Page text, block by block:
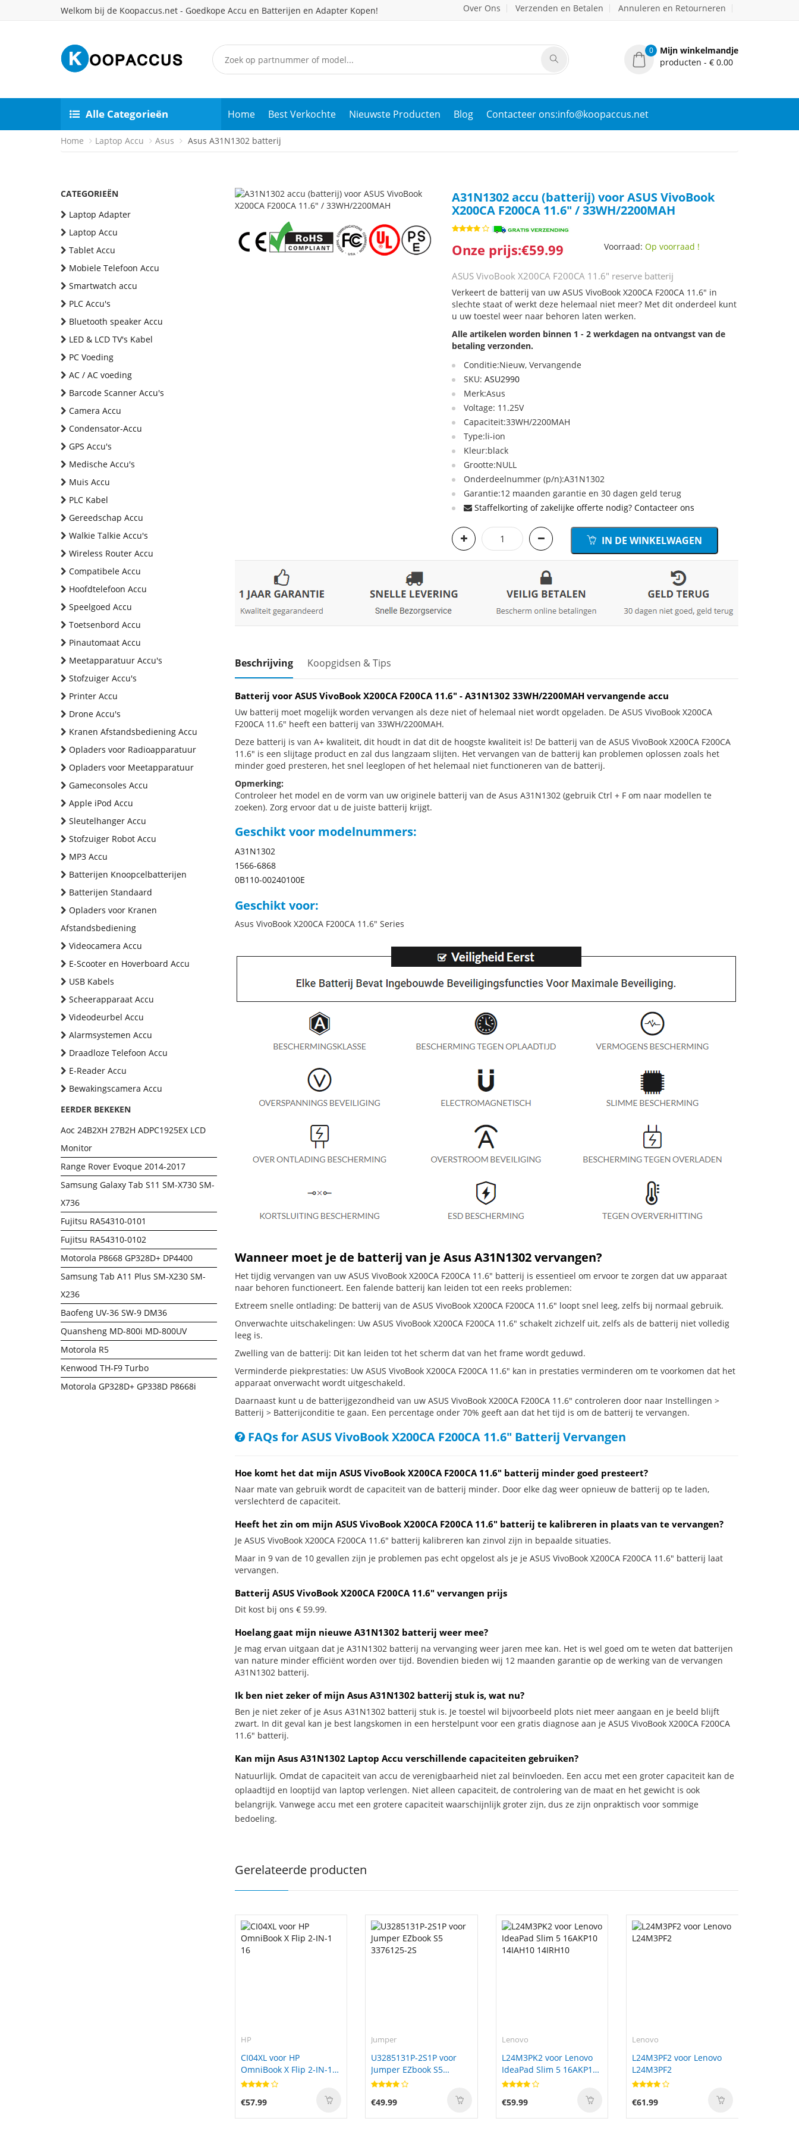
Welkom bij de Koopaccus.net - Goedkope Accu en Batterijen en Adapter Kopen! Over Ons Verzenden en Betalen Annuleren en Retourneren
0
Mijn winkelmandje
producten - € 0.00
Alle Categorieën Home Best Verkochte Nieuwste Producten Blog Contacteer ons:info@koopaccus.net
Home Laptop Accu Asus Asus A31N1302 batterij
CATEGORIEËN
Laptop Adapter
Laptop Accu
Tablet Accu
Mobiele Telefoon Accu
Smartwatch accu
PLC Accu's
Bluetooth speaker Accu
LED & LCD TV's Kabel
PC Voeding
AC / AC voeding
Barcode Scanner Accu's
Camera Accu
Condensator-Accu
GPS Accu's
Medische Accu's
Muis Accu
PLC Kabel
Gereedschap Accu
Walkie Talkie Accu's
Wireless Router Accu
Compatibele Accu
Hoofdtelefoon Accu
Speelgoed Accu
Toetsenbord Accu
Pinautomaat Accu
Meetapparatuur Accu's
Stofzuiger Accu's
Printer Accu
Drone Accu's
Kranen Afstandsbediening Accu
Opladers voor Radioapparatuur
Opladers voor Meetapparatuur
Gameconsoles Accu
Apple iPod Accu
Sleutelhanger Accu
Stofzuiger Robot Accu
MP3 Accu
Batterijen Knoopcelbatterijen
Batterijen Standaard
Opladers voor Kranen
Afstandsbediening
Videocamera Accu
E-Scooter en Hoverboard Accu
USB Kabels
Scheerapparaat Accu
Videodeurbel Accu
Alarmsystemen Accu
Draadloze Telefoon Accu
E-Reader Accu
Bewakingscamera Accu
EERDER BEKEKEN
Aoc 24B2XH 27B2H ADPC1925EX LCD
Monitor
Range Rover Evoque 2014-2017
Samsung Galaxy Tab S11 SM-X730 SM-
X736
Fujitsu RA54310-0101
Fujitsu RA54310-0102
Motorola P8668 GP328D+ DP4400
Samsung Tab A11 Plus SM-X230 SM-
X236
Baofeng UV-36 SW-9 DM36
Quansheng MD-800i MD-800UV
Motorola R5
Kenwood TH-F9 Turbo
Motorola GP328D+ GP338D P8668i
A31N1302 accu (batterij) voor ASUS VivoBook
X200CA F200CA 11.6" / 33WH/2200MAH
Onze prijs:€59.99 Voorraad:Op voorraad !
ASUS VivoBook X200CA F200CA 11.6" reserve batterij
Verkeert de batterij van uw ASUS VivoBook X200CA F200CA 11.6" in
slechte staat of werkt deze helemaal niet meer? Met dit onderdeel kunt
u uw toestel weer naar behoren laten werken.
Alle artikelen worden binnen 1 - 2 werkdagen na ontvangst van de
betaling verzonden.
Conditie:Nieuw, Vervangende
SKU:ASU2990
Merk:Asus
Voltage: 11.25V
Capaciteit:33WH/2200MAH
Type:li-ion
Kleur:black
Grootte:NULL
Onderdeelnummer (p/n):A31N1302
Garantie:12 maanden garantie en 30 dagen geld terug
Staffelkorting of zakelijke offerte nodig? Contacteer ons
IN DE WINKELWAGEN
Beschrijving Koopgidsen & Tips
Batterij voor ASUS VivoBook X200CA F200CA 11.6" - A31N1302 33WH/2200MAH vervangende accu
Uw batterij moet mogelijk worden vervangen als deze niet of helemaal niet wordt opgeladen. De ASUS VivoBook X200CA
F200CA 11.6" heeft een batterij van 33WH/2200MAH.
Deze batterij is van A+ kwaliteit, dit houdt in dat dit de hoogste kwaliteit is! De batterij van de ASUS VivoBook X200CA F200CA
11.6" is een slijtage product en zal dus langzaam slijten. Het vervangen van de batterij kan problemen oplossen zoals het
minder goed presteren, het snel leeglopen of het helemaal niet functioneren van de batterij.
Opmerking:
Controleer het model en de vorm van uw originele batterij van de Asus A31N1302 (gebruik Ctrl + F om naar modellen te
zoeken). Zorg ervoor dat u de juiste batterij krijgt.
Geschikt voor modelnummers:
A31N1302
1566-6868
0B110-00240100E
Geschikt voor:
Asus VivoBook X200CA F200CA 11.6" Series
Wanneer moet je de batterij van je Asus A31N1302 vervangen?
Het tijdig vervangen van uw ASUS VivoBook X200CA F200CA 11.6" batterij is essentieel om ervoor te zorgen dat uw apparaat
naar behoren functioneert. Een falende batterij kan leiden tot een reeks problemen:
Extreem snelle ontlading: De batterij van de ASUS VivoBook X200CA F200CA 11.6" loopt snel leeg, zelfs bij normaal gebruik.
Onverwachte uitschakelingen: Uw ASUS VivoBook X200CA F200CA 11.6" schakelt zichzelf uit, zelfs als de batterij niet volledig
leeg is.
Zwelling van de batterij: Dit kan leiden tot het scherm dat van het frame wordt geduwd.
Verminderde piekprestaties: Uw ASUS VivoBook X200CA F200CA 11.6" kan in prestaties verminderen om te voorkomen dat het
apparaat onverwacht wordt uitgeschakeld.
Daarnaast kunt u de batterijgezondheid van uw ASUS VivoBook X200CA F200CA 11.6" controleren door naar Instellingen >
Batterij > Batterijconditie te gaan. Een percentage onder 70% geeft aan dat het tijd is om de batterij te vervangen.
FAQs for ASUS VivoBook X200CA F200CA 11.6" Batterij Vervangen
Hoe komt het dat mijn ASUS VivoBook X200CA F200CA 11.6" batterij minder goed presteert?
Naar mate van gebruik wordt de capaciteit van de batterij minder. Door elke dag weer opnieuw de batterij op te laden,
verslechterd de capaciteit.
Heeft het zin om mijn ASUS VivoBook X200CA F200CA 11.6" batterij te kalibreren in plaats van te vervangen?
Je ASUS VivoBook X200CA F200CA 11.6" batterij kalibreren kan zinvol zijn in bepaalde situaties.
Maar in 9 van de 10 gevallen zijn je problemen pas echt opgelost als je je ASUS VivoBook X200CA F200CA 11.6" batterij laat
vervangen.
Batterij ASUS VivoBook X200CA F200CA 11.6" vervangen prijs
Dit kost bij ons € 59.99.
Hoelang gaat mijn nieuwe A31N1302 batterij weer mee?
Je mag ervan uitgaan dat je A31N1302 batterij na vervanging weer jaren mee kan. Het is wel goed om te weten dat batterijen
van nature minder efficiënt worden over tijd. Bovendien bieden wij 12 maanden garantie op de werking van de vervangen
A31N1302 batterij.
Ik ben niet zeker of mijn Asus A31N1302 batterij stuk is, wat nu?
Ben je niet zeker of je Asus A31N1302 batterij stuk is. Je toestel wil bijvoorbeeld plots niet meer aangaan en je beeld blijft
zwart. In dit geval kan je best langskomen in een herstelpunt voor een gratis diagnose aan je ASUS VivoBook X200CA F200CA
11.6" batterij.
Kan mijn Asus A31N1302 Laptop Accu verschillende capaciteiten gebruiken?
Natuurlijk. Omdat de capaciteit van accu de verenigbaarheid niet zal beïnvloeden. Een accu met een groter capaciteit kan de
oplaadtijd en looptijd van laptop verlengen. Niet alleen capaciteit, de controlering van de maat en het gewicht is ook
belangrijk. Vanwege accu met een grotere capaciteit waarschijnlijk groter zijn, dus ze zijn onpraktisch voor sommige
bedoeling.
Gerelateerde producten
HP
CI04XL voor HP
OmniBook X Flip 2-IN-1
16
€57.99
Jumper
U3285131P-2S1P voor
Jumper EZbook S5
3376125-2S
€49.99
Lenovo
L24M3PK2 voor Lenovo
IdeaPad Slim 5 16AKP10
14IAH10 14IRH10
€59.99
Lenovo
L24M3PF2 voor Lenovo
L24M3PF2
€61.99